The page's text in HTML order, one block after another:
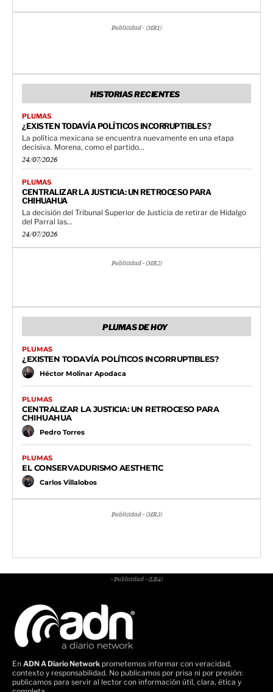
Publicidad - (MR1)
HISTORIAS RECIENTES
PLUMAS
¿EXISTEN TODAVÍA POLÍTICOS INCORRUPTIBLES?
La política mexicana se encuentra nuevamente en una etapa
decisiva. Morena, como el partido...
24/07/2026
PLUMAS
CENTRALIZAR LA JUSTICIA: UN RETROCESO PARA
CHIHUAHUA
La decisión del Tribunal Superior de Justicia de retirar de Hidalgo
del Parral las...
24/07/2026
Publicidad - (MR2)
PLUMAS DE HOY
PLUMAS
¿EXISTEN TODAVÍA POLÍTICOS INCORRUPTIBLES?
Héctor Molinar Apodaca
PLUMAS
CENTRALIZAR LA JUSTICIA: UN RETROCESO PARA
CHIHUAHUA
Pedro Torres
PLUMAS
EL CONSERVADURISMO AESTHETIC
Carlos Villalobos
Publicidad - (MR3)
- Publicidad - (LB4)
En ADN A Diario Network prometemos informar con veracidad,
contexto y responsabilidad. No publicamos por prisa ni por presión:
publicamos para servir al lector con información útil, clara, ética y